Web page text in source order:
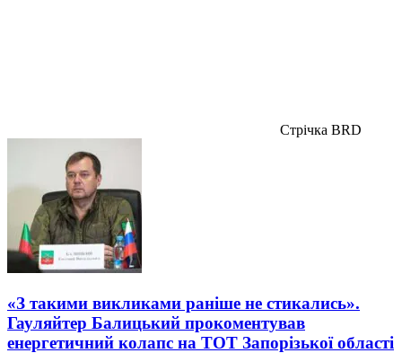
Стрічка BRD
«З такими викликами раніше не стикались».
Гауляйтер Балицький прокоментував
енергетичний колапс на ТОТ Запорізької області